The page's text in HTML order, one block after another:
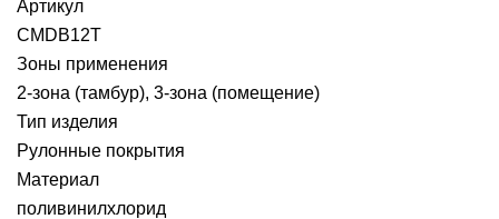
Артикул
CMDB12T
Зоны применения
2-зона (тамбур), 3-зона (помещение)
Тип изделия
Рулонные покрытия
Материал
поливинилхлорид